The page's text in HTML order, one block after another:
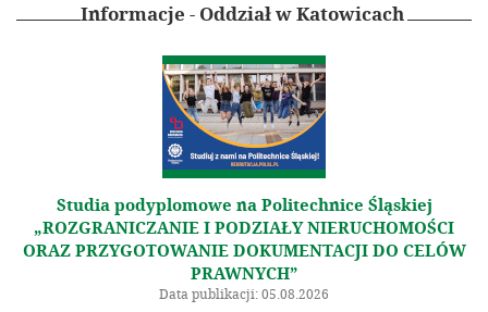
Linki
Instytucje geodezyjne
Ośrodki naukowe
Organizacje międzynarodowe
Standardy techniczne
Kontakt
Informacje - Oddział w Katowicach
Studia podyplomowe na Politechnice Śląskiej
„ROZGRANICZANIE I PODZIAŁY NIERUCHOMOŚCI
ORAZ PRZYGOTOWANIE DOKUMENTACJI DO CELÓW
PRAWNYCH”
Data publikacji: 05.08.2026